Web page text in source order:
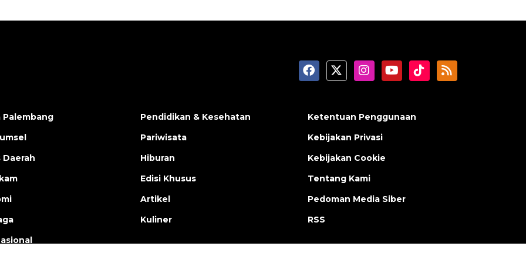
Pendidikan & Kesehatan
Pariwisata
Hiburan
Edisi Khusus
Artikel
Kuliner
Ketentuan Penggunaan
Kebijakan Privasi
Kebijakan Cookie
Tentang Kami
Pedoman Media Siber
RSS